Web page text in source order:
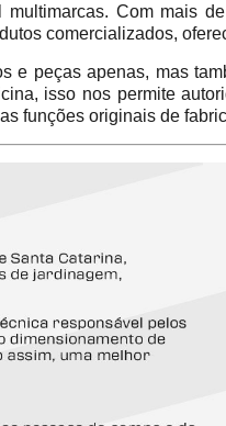
Com mais
comercializados,
e peças apenas, mas
isso nos permite
funções originais de